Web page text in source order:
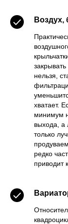
Воздух,
нельзя,
хватает.
минимум
выхода, а
только
редко
приводит